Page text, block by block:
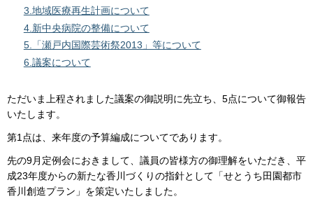
3.地域医療再生計画について
4.新中央病院の整備について
5.「瀬戸内国際芸術祭2013」等について
6.議案について
ただいま上程されました議案の御説明に先立ち、5点について御報告
いたします。
第1点は、来年度の予算編成についてであります。
先の9月定例会におきまして、議員の皆様方の御理解をいただき、平
成23年度からの新たな香川づくりの指針として「せとうち田園都市
香川創造プラン」を策定いたしました。